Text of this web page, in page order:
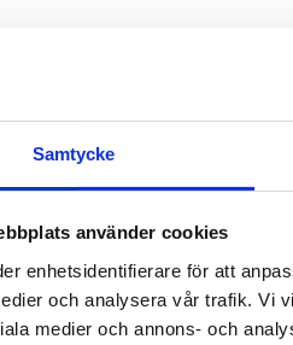
Samtycke
använder cookies
enhetsidentifierare för att
och analysera vår trafik. Vi
medier och annons- och
som kan användas
eller annan extern utrustning
system via analoga